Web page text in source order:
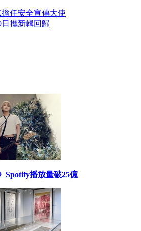
任安全宣傳大使
攜新輯回歸
Spotify播放量破25億